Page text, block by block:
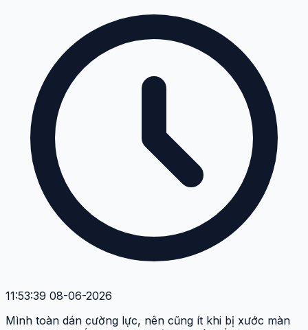
11:53:39 08-06-2026
Mình toàn dán cường lực, nên cũng ít khi bị xước màn